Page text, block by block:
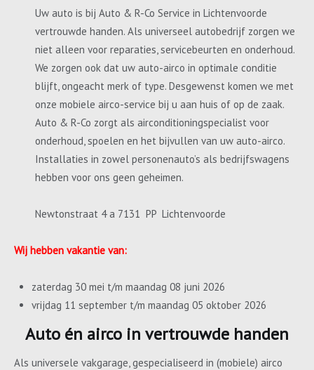
Uw auto is bij Auto & R-Co Service in Lichtenvoorde
vertrouwde handen. Als universeel autobedrijf zorgen we
niet alleen voor reparaties, servicebeurten en onderhoud.
We zorgen ook dat uw auto-airco in optimale conditie
blijft, ongeacht merk of type. Desgewenst komen we met
onze mobiele airco-service bij u aan huis of op de zaak.
Auto & R-Co zorgt als airconditioningspecialist voor
onderhoud, spoelen en het bijvullen van uw auto-airco.
Installaties in zowel personenauto’s als bedrijfswagens
hebben voor ons geen geheimen.
Newtonstraat 4 a 7131 PP Lichtenvoorde
Wij hebben vakantie van:
zaterdag 30 mei t/m maandag 08 juni 2026
vrijdag 11 september t/m maandag 05 oktober 2026
Auto én airco in vertrouwde handen
Als universele vakgarage, gespecialiseerd in (mobiele) airco